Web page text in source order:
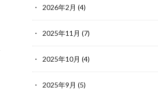
2026年2月 (4)
2025年11月 (7)
2025年10月 (4)
2025年9月 (5)